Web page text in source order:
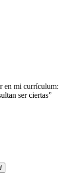
en mi currículum:
ser ciertas”